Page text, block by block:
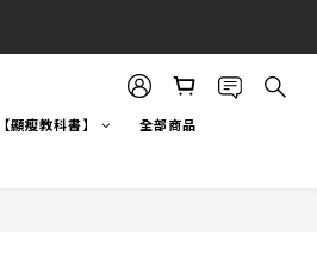
【顯瘦教科書】
全部商品